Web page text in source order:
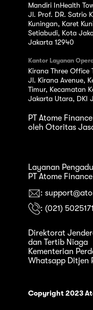
Mandiri InHealth
Jl. Prof. DR. Satrio
Kuningan, Karet
Setiabudi, Kota
Jakarta 12940
Kantor Layanan
Kirana Three Office
Jl. Kirana Avenue,
Timur, Kecamatan
Jakarta Utara, DKI
PT Atome
oleh Otoritas
Layanan
PT Atome
:
: (021)
Direktorat
dan Tertib Niaga
Kementerian
Whatsapp Ditjen
Copyright 2023